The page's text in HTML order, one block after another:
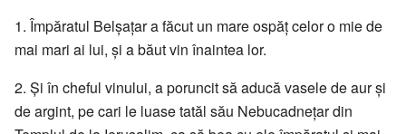
1. Împăratul Belșațar a făcut un mare ospăț celor o mie de
mai mari ai lui, și a băut vin înaintea lor.
2. Și în cheful vinului, a poruncit să aducă vasele de aur și
de argint, pe cari le luase tatăl său Nebucadnețar din